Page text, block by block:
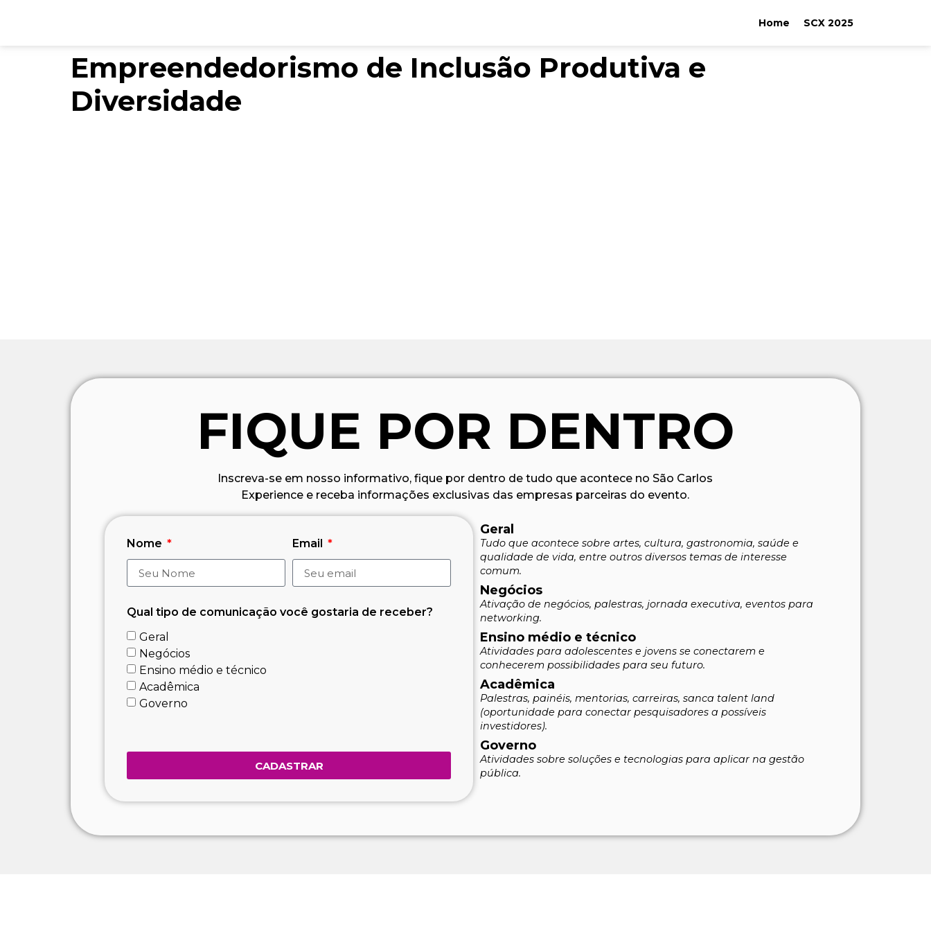
Home SCX 2025
Empreendedorismo de Inclusão Produtiva e
Diversidade
FIQUE POR DENTRO
Inscreva-se em nosso informativo, fique por dentro de tudo que acontece no São Carlos
Experience e receba informações exclusivas das empresas parceiras do evento.
Geral
Tudo que acontece sobre artes, cultura, gastronomia, saúde e
qualidade de vida, entre outros diversos temas de interesse
comum.
Negócios
Ativação de negócios, palestras, jornada executiva, eventos para
networking.
Ensino médio e técnico
Atividades para adolescentes e jovens se conectarem e
conhecerem possibilidades para seu futuro.
Acadêmica
Palestras, painéis, mentorias, carreiras, sanca talent land
(oportunidade para conectar pesquisadores a possíveis
investidores).
Governo
Atividades sobre soluções e tecnologias para aplicar na gestão
pública.
Nome Email
Qual tipo de comunicação você gostaria de receber?
Geral
Negócios
Ensino médio e técnico
Acadêmica
Governo
CADASTRAR